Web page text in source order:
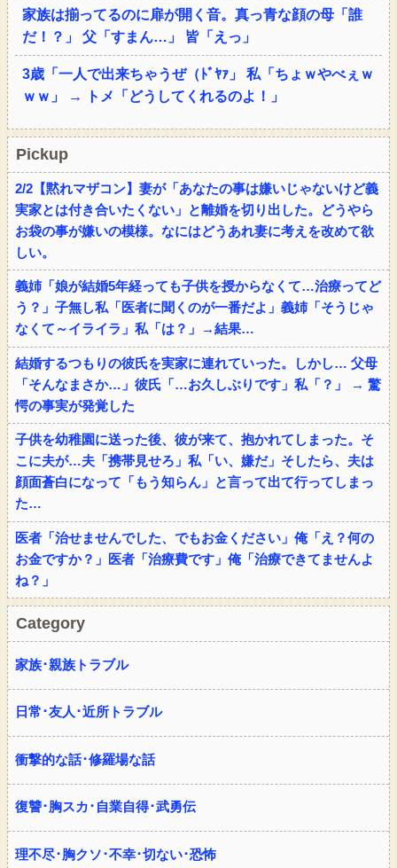
家族は揃ってるのに扉が開く音。真っ青な顔の母「誰
だ！？」 父「すまん…」 皆「えっ」
3歳「一人で出来ちゃうぜ（ﾄﾞﾔｧ」 私「ちょｗやべぇｗ
ｗｗ」 → トメ「どうしてくれるのよ！」
Pickup
2/2【黙れマザコン】妻が「あなたの事は嫌いじゃないけど義
実家とは付き合いたくない」と離婚を切り出した。どうやら
お袋の事が嫌いの模様。なにはどうあれ妻に考えを改めて欲
しい。
義姉「娘が結婚5年経っても子供を授からなくて…治療ってど
う？」子無し私「医者に聞くのが一番だよ」義姉「そうじゃ
なくて～イライラ」私「は？」→結果…
結婚するつもりの彼氏を実家に連れていった。しかし… 父母
「そんなまさか…」彼氏「…お久しぶりです」私「？」 → 驚
愕の事実が発覚した
子供を幼稚園に送った後、彼が来て、抱かれてしまった。そ
こに夫が…夫「携帯見せろ」私「い、嫌だ」そしたら、夫は
顔面蒼白になって「もう知らん」と言って出て行ってしまっ
た…
医者「治せませんでした、でもお金ください」俺「え？何の
お金ですか？」医者「治療費です」俺「治療できてませんよ
ね？」
Category
家族･親族トラブル
日常･友人･近所トラブル
衝撃的な話･修羅場な話
復讐･胸スカ･自業自得･武勇伝
理不尽･胸クソ･不幸･切ない･恐怖